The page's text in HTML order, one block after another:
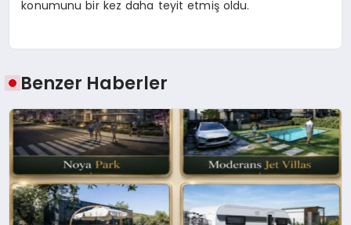
konumunu bir kez daha teyit etmiş oldu.
Benzer Haberler